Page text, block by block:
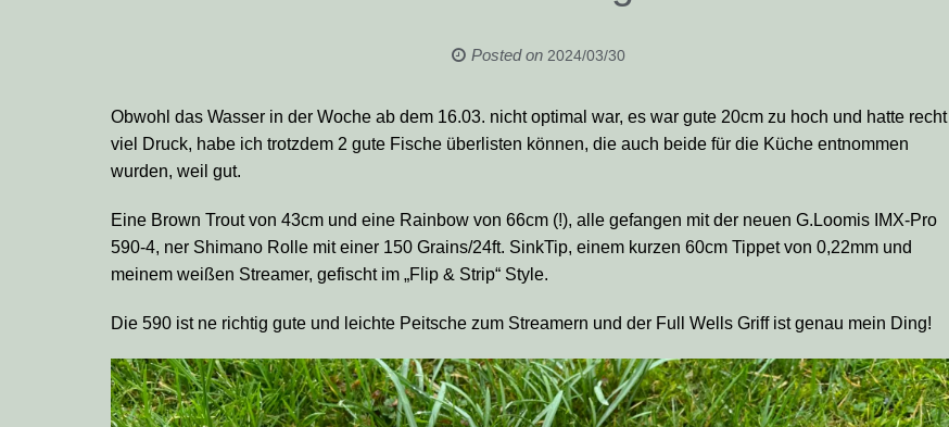
Posted on 2024/03/30
Obwohl das Wasser in der Woche ab dem 16.03. nicht optimal war, es war gute 20cm zu hoch und hatte recht
viel Druck, habe ich trotzdem 2 gute Fische überlisten können, die auch beide für die Küche entnommen
wurden, weil gut.
Eine Brown Trout von 43cm und eine Rainbow von 66cm (!), alle gefangen mit der neuen G.Loomis IMX-Pro
590-4, ner Shimano Rolle mit einer 150 Grains/24ft. SinkTip, einem kurzen 60cm Tippet von 0,22mm und
meinem weißen Streamer, gefischt im „Flip & Strip“ Style.
Die 590 ist ne richtig gute und leichte Peitsche zum Streamern und der Full Wells Griff ist genau mein Ding!